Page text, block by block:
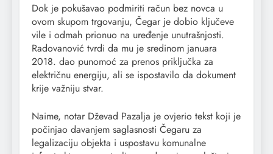
Dok je pokušavao podmiriti račun bez novca u
ovom skupom trgovanju, Čegar je dobio ključeve
vile i odmah prionuo na uređenje unutrašnjosti.
Radovanović tvrdi da mu je sredinom januara
2018. dao punomoć za prenos priključka za
električnu energiju, ali se ispostavilo da dokument
krije važniju stvar.
Naime, notar Dževad Pazalja je ovjerio tekst koji je
počinjao davanjem saglasnosti Čegaru za
legalizaciju objekta i uspostavu komunalne